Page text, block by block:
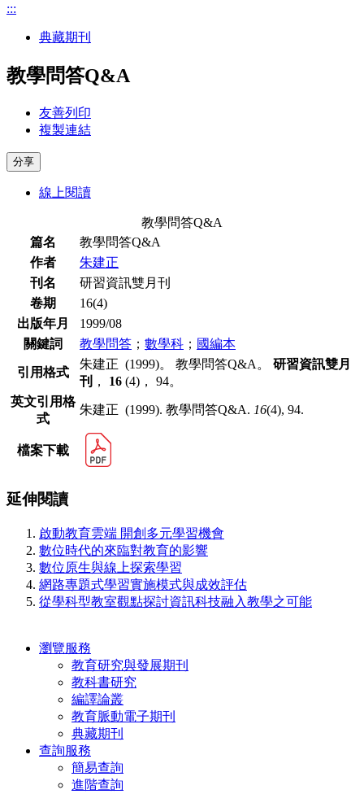
:::
典藏期刊
教學問答Q&A
友善列印
複製連結
分享
線上閱讀
教學問答Q&A
篇名
教學問答Q&A
作者
朱建正
刊名
研習資訊雙月刊
卷期
16(4)
出版年月
1999/08
關鍵詞
教學問答 ； 數學科 ； 國編本
引用格式
朱建正 (1999)。 教學問答Q&A。 研習資訊雙月
刊
， 16 (4)， 94。
英文引用格
式
朱建正 (1999). 教學問答Q&A. 16(4), 94.
檔案下載
延伸閱讀
啟動教育雲端 開創多元學習機會
數位時代的來臨對教育的影響
數位原生與線上探索學習
網路專題式學習實施模式與成效評估
從學科型教室觀點探討資訊科技融入教學之可能
瀏覽服務
教育研究與發展期刊
教科書研究
編譯論叢
教育脈動電子期刊
典藏期刊
查詢服務
簡易查詢
進階查詢